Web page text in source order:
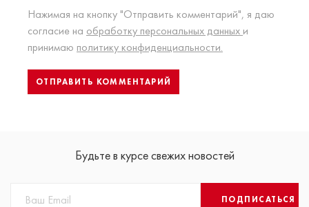
Нажимая на кнопку "Отправить комментарий", я даю
согласие на обработку персональных данных и
принимаю политику конфиденциальности.
Будьте в курсе свежих новостей
ПОДПИСАТЬСЯ